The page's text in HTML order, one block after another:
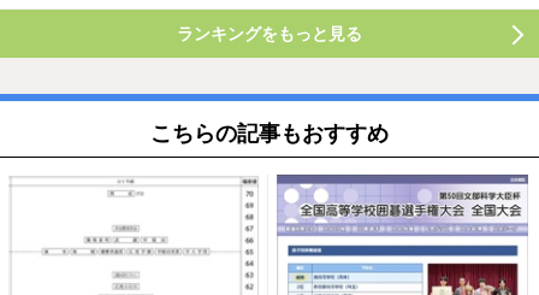
ランキングをもっと見る
こちらの記事もおすすめ